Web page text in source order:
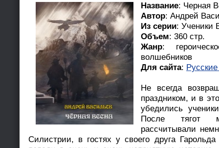
Название: Черная
Автор: Андрей
Из серии: Ученики
Объем: 360 стр.
Жанр:
волшебников
Для сайта: Русские
Не всегда
праздником, и в
убедились
После тягот
рассчитывали
Силистрии, в гостях у своего друга